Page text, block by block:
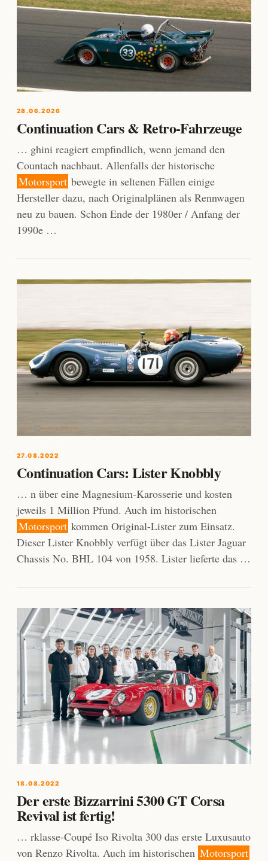
28.06.2026
Continuation Cars & Retro-Fahrzeuge
… ghini reagiert empfindlich, wenn jemand den
Countach nachbaut. Allenfalls der historische
Motorsport bewegte in seltenen Fällen einige
Hersteller dazu, nach Originalplänen als Rennwagen
neu zu bauen. Schon Ende der 1980er / Anfang der
1990e …
27.08.2022
Continuation Cars: Lister Knobbly
… n über eine Magnesium-Karosserie und kosten
jeweils 1 Million Pfund. Auch im historischen
Motorsport kommen Original-Lister zum Einsatz.
Dieser Lister Knobbly verfügt über das Lister Jaguar
Chassis No. BHL 104 von 1958. Lister lieferte das …
18.08.2022
Der erste Bizzarrini 5300 GT Corsa
Revival ist fertig!
… rklasse-Coupé Iso Rivolta 300 das erste Luxusauto
von Renzo Rivolta. Auch im historischen Motorsport